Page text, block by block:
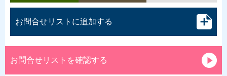
お問合せリストに追加する
お問合せリストを確認する